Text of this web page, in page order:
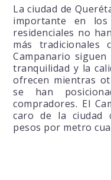
La ciudad de
importante en
residenciales no
más tradicionales
Campanario
tranquilidad y la
ofrecen mientras
se han
compradores. El
caro de la ciudad
pesos por metro